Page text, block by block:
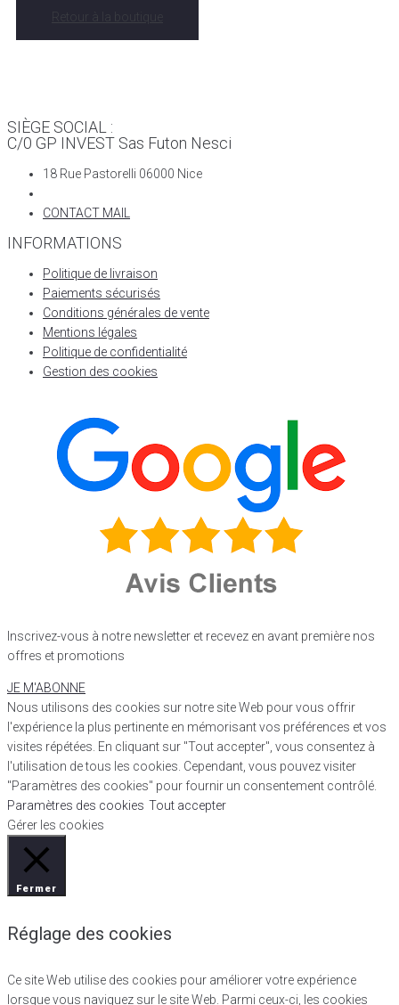
Retour à la boutique
SIÈGE SOCIAL :
C/0 GP INVEST Sas Futon Nesci
18 Rue Pastorelli 06000 Nice
CONTACT MAIL
INFORMATIONS
Politique de livraison
Paiements sécurisés
Conditions générales de vente
Mentions légales
Politique de confidentialité
Gestion des cookies
Inscrivez-vous à notre newsletter et recevez en avant première nos
offres et promotions
JE M'ABONNE
Nous utilisons des cookies sur notre site Web pour vous offrir
l'expérience la plus pertinente en mémorisant vos préférences et vos
visites répétées. En cliquant sur "Tout accepter", vous consentez à
l'utilisation de tous les cookies. Cependant, vous pouvez visiter
"Paramètres des cookies" pour fournir un consentement contrôlé.
Paramètres des cookies Tout accepter
Gérer les cookies
Fermer
Réglage des cookies
Ce site Web utilise des cookies pour améliorer votre expérience
lorsque vous naviguez sur le site Web. Parmi ceux-ci, les cookies